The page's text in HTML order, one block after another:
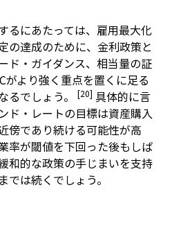
るにあたっては、雇用最大化
の達成のために、金利政策と
ド・ガイダンス、相当量の証
がより強く重点を置くに足る
るでしょう。
[20] 具体的に言
ド・レートの目標は資産購入
傍であり続ける可能性が高
率が閾値を下回った後もしば
和的な政策の手じまいを支持
は続くでしょう。